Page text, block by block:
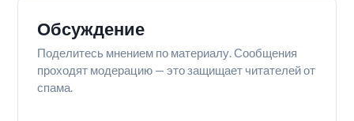
Обсуждение
Поделитесь мнением по материалу. Сообщения
проходят модерацию — это защищает читателей от
спама.